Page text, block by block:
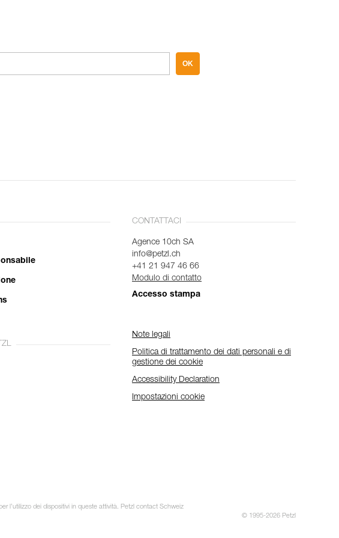
OK
CONTATTACI
Agence 10ch SA
info@petzl.ch
+41 21 947 46 66
Modulo di contatto
Accesso stampa
Note legali
Politica di trattamento dei dati personali e di
gestione dei cookie
Accessibility Declaration
Impostazioni cookie
l’utilizzo dei dispositivi in queste attività. Petzl contact Schweiz
© 1995-2026 Petzl